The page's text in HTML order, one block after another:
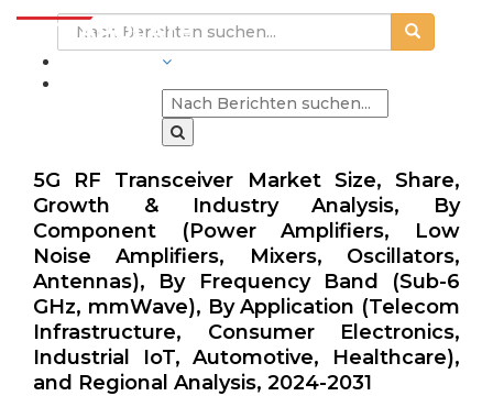
5G RF Transceiver Market Size, Share,
Growth & Industry Analysis, By
Component (Power Amplifiers, Low
Noise Amplifiers, Mixers, Oscillators,
Antennas), By Frequency Band (Sub-6
GHz, mmWave), By Application (Telecom
Infrastructure, Consumer Electronics,
Industrial IoT, Automotive, Healthcare),
and Regional Analysis, 2024-2031